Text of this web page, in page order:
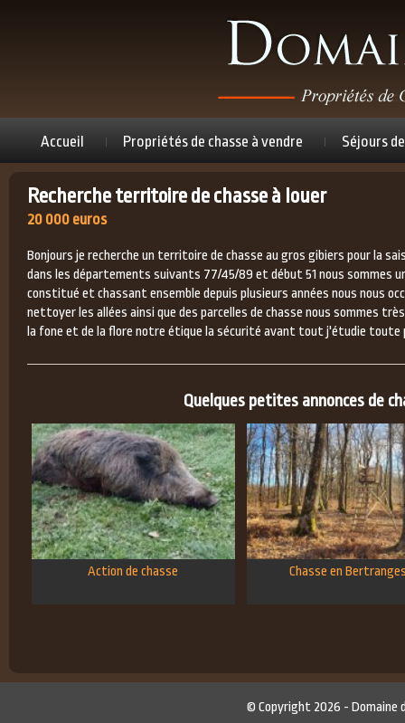
Accueil Propriétés de chasse à vendre Séjours
Recherche territoire de chasse à louer
20 000 euros
Bonjours je recherche un territoire de chasse au gros gibiers pour la
dans les départements suivants 77/45/89 et début 51 nous sommes
constitué et chassant ensemble depuis plusieurs années nous nous
nettoyer les allées ainsi que des parcelles de chasse nous sommes
la fone et de la flore notre étique la sécurité avant tout j'étudie toute
Quelques petites annonces de
Action de chasse Chasse en
© Copyright 2026 -Domaine